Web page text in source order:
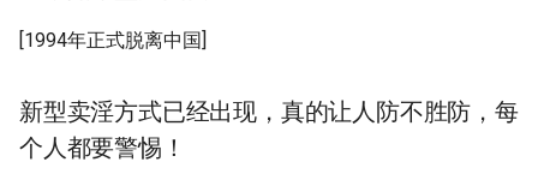
[1994年正式脱离中国]
新型卖淫方式已经出现，真的让人防不胜防，每
个人都要警惕！